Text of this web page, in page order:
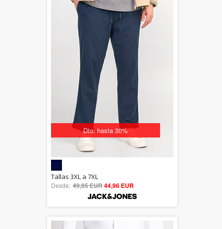
Dto. hasta 30%
5.00
out of 5
Tallas 3XL a 7XL
Desde: 49,95 EUR44,96 EUR